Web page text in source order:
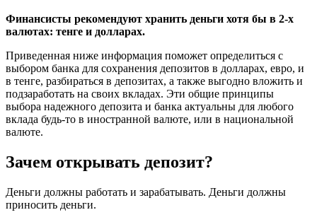
Финансисты рекомендуют хранить деньги хотя бы в 2-х
валютах: тенге и долларах.
Приведенная ниже информация поможет определиться с
выбором банка для сохранения депозитов в долларах, евро, и
в тенге, разбираться в депозитах, а также выгодно вложить и
подзаработать на своих вкладах. Эти общие принципы
выбора надежного депозита и банка актуальны для любого
вклада будь-то в иностранной валюте, или в национальной
валюте.
Зачем открывать депозит?
Деньги должны работать и зарабатывать. Деньги должны
приносить деньги.